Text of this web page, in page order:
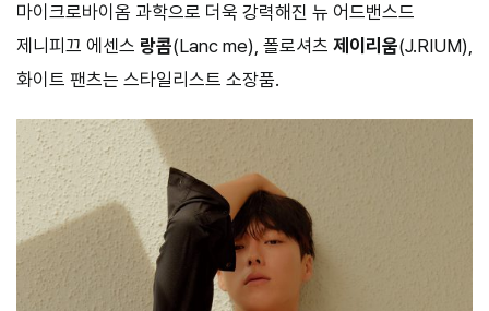
마이크로바이옴 과학으로 더욱 강력해진 뉴 어드밴스드
제니피끄 에센스 랑콤(Lanc me), 폴로셔츠 제이리움(J.RIUM),
화이트 팬츠는 스타일리스트 소장품.